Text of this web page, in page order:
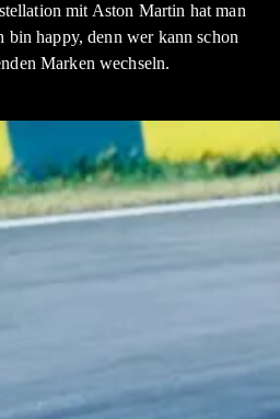
mit Aston Martin hat man
happy, denn wer kann schon
Marken wechseln.